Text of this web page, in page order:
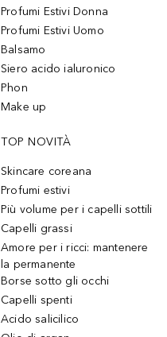
Profumi Estivi Donna
Profumi Estivi Uomo
Balsamo
Siero acido ialuronico
Phon
Make up
TOP NOVITÀ
Skincare coreana
Profumi estivi
Più volume per i capelli sottili
Capelli grassi
Amore per i ricci: mantenere
la permanente
Borse sotto gli occhi
Capelli spenti
Acido salicilico